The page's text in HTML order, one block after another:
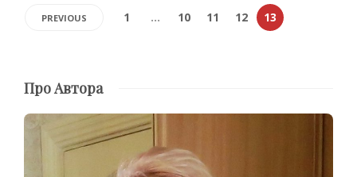
PREVIOUS 1 … 10 11 12 13
Про Автора